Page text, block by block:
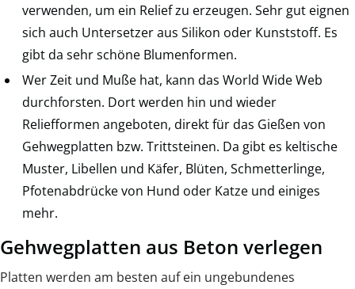
verwenden, um ein Relief zu erzeugen. Sehr gut eignen
sich auch Untersetzer aus Silikon oder Kunststoff. Es
gibt da sehr schöne Blumenformen.
Wer Zeit und Muße hat, kann das World Wide Web
durchforsten. Dort werden hin und wieder
Reliefformen angeboten, direkt für das Gießen von
Gehwegplatten bzw. Trittsteinen. Da gibt es keltische
Muster, Libellen und Käfer, Blüten, Schmetterlinge,
Pfotenabdrücke von Hund oder Katze und einiges
mehr.
Gehwegplatten aus Beton verlegen
Platten werden am besten auf ein ungebundenes